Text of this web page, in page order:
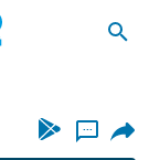
...